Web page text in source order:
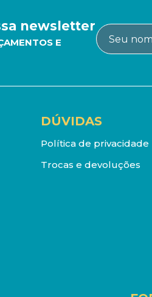
newsletter
E
DÚVIDAS
Política de privacidade
Trocas e devoluções